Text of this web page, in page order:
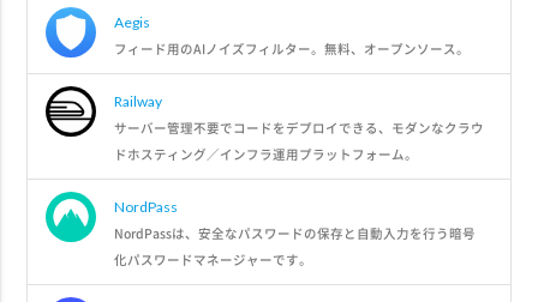
Aegis
フィード用のAIノイズフィルター。無料、オープンソース。
Railway
サーバー管理不要でコードをデプロイできる、モダンなクラウ
ドホスティング／インフラ運用プラットフォーム。
NordPass
NordPassは、安全なパスワードの保存と自動入力を行う暗号
化パスワードマネージャーです。